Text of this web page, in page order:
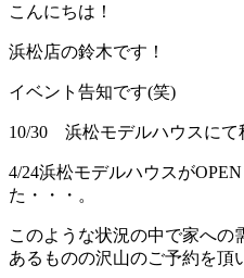
こんにちは！
浜松店の鈴木です！
イベント告知です(笑)
10/30 浜松モデルハウスにて
4/24浜松モデルハウスが
た・・・。
このような状況の中で家への
あるものの沢山のご予約を頂